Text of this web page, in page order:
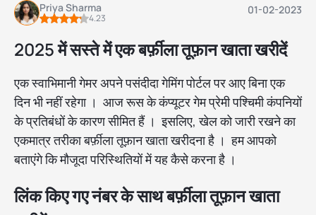
Priya Sharma
4.23
01-02-2023
2025 में सस्ते में एक बर्फ़ीला तूफ़ान खाता खरीदें
एक स्वाभिमानी गेमर अपने पसंदीदा गेमिंग पोर्टल पर आए बिना एक
दिन भी नहीं रहेगा । आज रूस के कंप्यूटर गेम प्रेमी पश्चिमी कंपनियों
के प्रतिबंधों के कारण सीमित हैं । इसलिए, खेल को जारी रखने का
एकमात्र तरीका बर्फ़ीला तूफ़ान खाता खरीदना है । हम आपको
बताएंगे कि मौजूदा परिस्थितियों में यह कैसे करना है ।
लिंक किए गए नंबर के साथ बर्फ़ीला तूफ़ान खाता